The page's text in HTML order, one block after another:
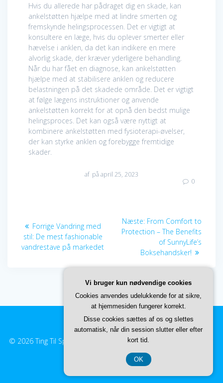
Hvis du allerede har pådraget dig en skade, kan
ankelstøtten hjælpe med at lindre smerten og
fremskynde helingsprocessen. Det er vigtigt at
konsultere en læge, hvis du oplever smerter eller
hævelse i anklen, da det kan indikere en mere
alvorlig skade, der kræver yderligere behandling.
Når du har fået en diagnose, kan ankelstøtten
hjælpe med at stabilisere anklen og reducere
belastningen på det skadede område. Det er vigtigt
at følge lægens instruktioner og anvende
ankelstøtten korrekt for at opnå den bedst mulige
helingsproces. Det kan også være nyttigt at
kombinere ankelstøtten med fysioterapi-øvelser,
der kan styrke anklen og forebygge fremtidige
skader.
af på april 25, 2023
0
Indlægsnavigation
Forrige Forrige
indlæg:
Vandring med
stil: De mest fashionable
vandrestave på markedet
Næste: Næste
indlæg:
From Comfort to
Protection – The Benefits
of SunnyLife’s
Boksehandsker!
© 2026 Ting Til Sporten. Built using WordPress and
Vi bruger kun nødvendige cookies
Cookies anvendes udelukkende for at sikre,
at hjemmesiden fungerer korrekt.
Disse cookies sættes af os og slettes
automatisk, når din session slutter eller efter
kort tid.
OK